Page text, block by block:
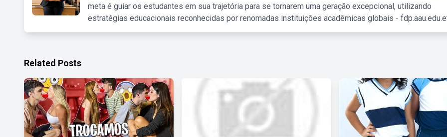
meta é guiar os estudantes em sua trajetória para se tornarem uma geração excepcional, utilizando
estratégias educacionais reconhecidas por renomadas instituições acadêmicas globais -
Related Posts